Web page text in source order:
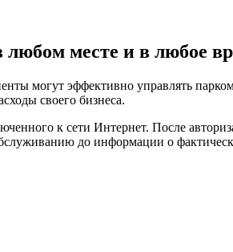
месте и в любое
могут эффективно управлять
своего бизнеса.
к сети Интернет. После
до информации о